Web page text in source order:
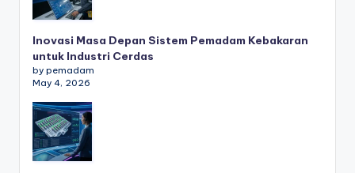
Inovasi Masa Depan Sistem Pemadam Kebakaran
untuk Industri Cerdas
by pemadam
May 4, 2026